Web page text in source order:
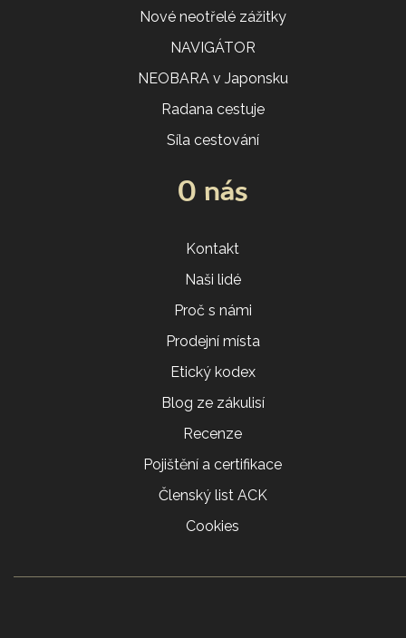
Nové neotřelé zážitky
NAVIGÁTOR
NEOBARA v Japonsku
Radana cestuje
Síla cestování
O nás
Kontakt
Naši lidé
Proč s námi
Prodejní místa
Etický kodex
Blog ze zákulisí
Recenze
Pojištění a certifikace
Členský list ACK
Cookies